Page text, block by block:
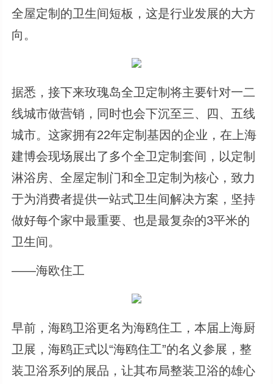
全屋定制的卫生间短板，这是行业发展的大方
向。
据悉，接下来玫瑰岛全卫定制将主要针对一二
线城市做营销，同时也会下沉至三、四、五线
城市。这家拥有22年定制基因的企业，在上海
建博会现场展出了多个全卫定制套间，以定制
淋浴房、全屋定制门和全卫定制为核心，致力
于为消费者提供一站式卫生间解决方案，坚持
做好每个家中最重要、也是最复杂的3平米的
卫生间。
——海欧住工
早前，海鸥卫浴更名为海鸥住工，本届上海厨
卫展，海鸥正式以“海鸥住工”的名义参展，整
装卫浴系列的展品，让其布局整装卫浴的雄心